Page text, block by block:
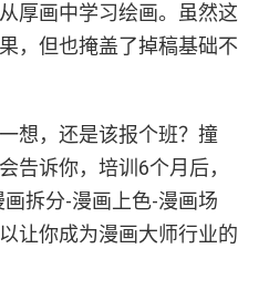
厚画中学习绘画。虽然这
，但也掩盖了掉稿基础不
想，还是该报个班？撞
告诉你，培训6个月后，
拆分-漫画上色-漫画场
让你成为漫画大师行业的